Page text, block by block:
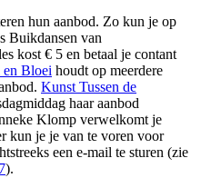
hun aanbod. Zo kun je op
Buikdansen van
kost € 5 en betaal je contant
en Bloei houdt op meerdere
Kunst Tussen de
haar aanbod
Klomp verwelkomt je
kun je je van te voren voor
een e-mail te sturen (zie
).